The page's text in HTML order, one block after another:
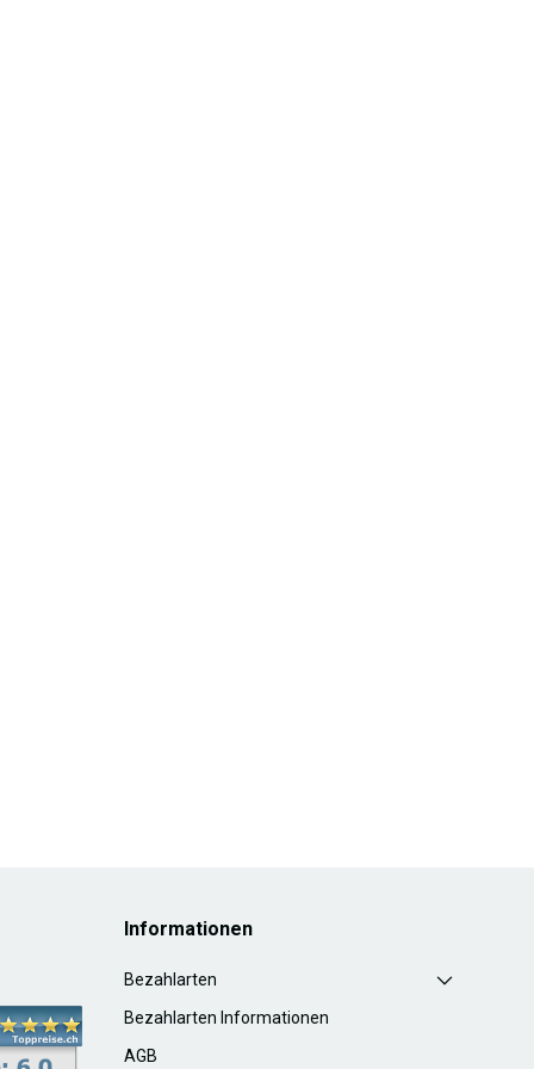
Informationen
Bezahlarten
Bezahlarten Informationen
AGB